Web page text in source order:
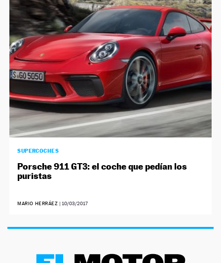
SUPERCOCHES
Porsche 911 GT3: el coche que pedían los
puristas
MARIO HERRÁEZ | 10/03/2017